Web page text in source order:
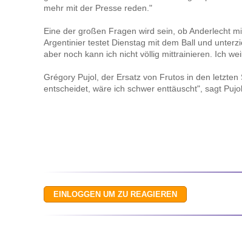
mehr mit der Presse reden."
Eine der großen Fragen wird sein, ob Anderlecht
Argentinier testet Dienstag mit dem Ball und
aber noch kann ich nicht völlig mittrainieren. Ich
Grégory Pujol, der Ersatz von Frutos in den
entscheidet, wäre ich schwer enttäuscht", sagt